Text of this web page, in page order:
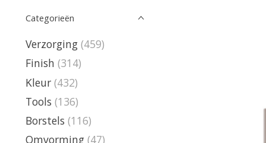
Categorieën
Verzorging (459)
Finish (314)
Kleur (432)
Tools (136)
Borstels (116)
Omvorming (47)